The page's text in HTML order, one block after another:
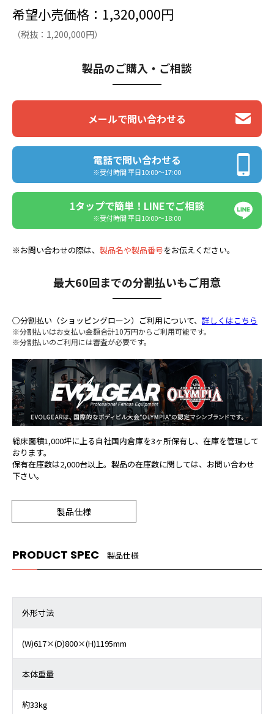
希望小売価格：1,320,000円
（税抜：1,200,000円）
製品のご購入・ご相談
メールで問い合わせる
電話で問い合わせる
※受付時間 平日10:00〜17:00
1タップで簡単！LINEでご相談
※受付時間 平日10:00〜18:00
※お問い合わせの際は、 製品名や製品番号をお伝えください。
最大60回までの分割払いもご用意
○分割払い（ショッピングローン）ご利用について、 詳しくはこちら
※分割払いはお支払い金額合計10万円からご利用可能です。
※分割払いのご利用には審査が必要です。
総床面積1,000坪に上る自社国内倉庫を3ヶ所保有し、在庫を管理して
おります。
保有在庫数は2,000台以上。製品の在庫数に関しては、お問い合わせ
下さい。
製品仕様
PRODUCT SPEC 製品仕様
外形寸法
(W)617×(D)800×(H)1195mm
本体重量
約33kg